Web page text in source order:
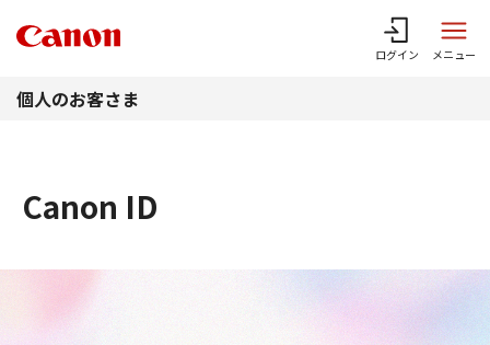
ログイン メニュー
個人のお客さま
Canon ID